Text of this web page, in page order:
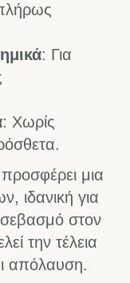
: Για
: Χωρίς
μια
ιδανική για
στον
την τέλεια
απόλαυση.